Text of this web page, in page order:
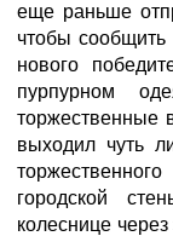
еще раньше
чтобы
нового
пурпурном
торжественные
выходил чуть
городской
колеснице